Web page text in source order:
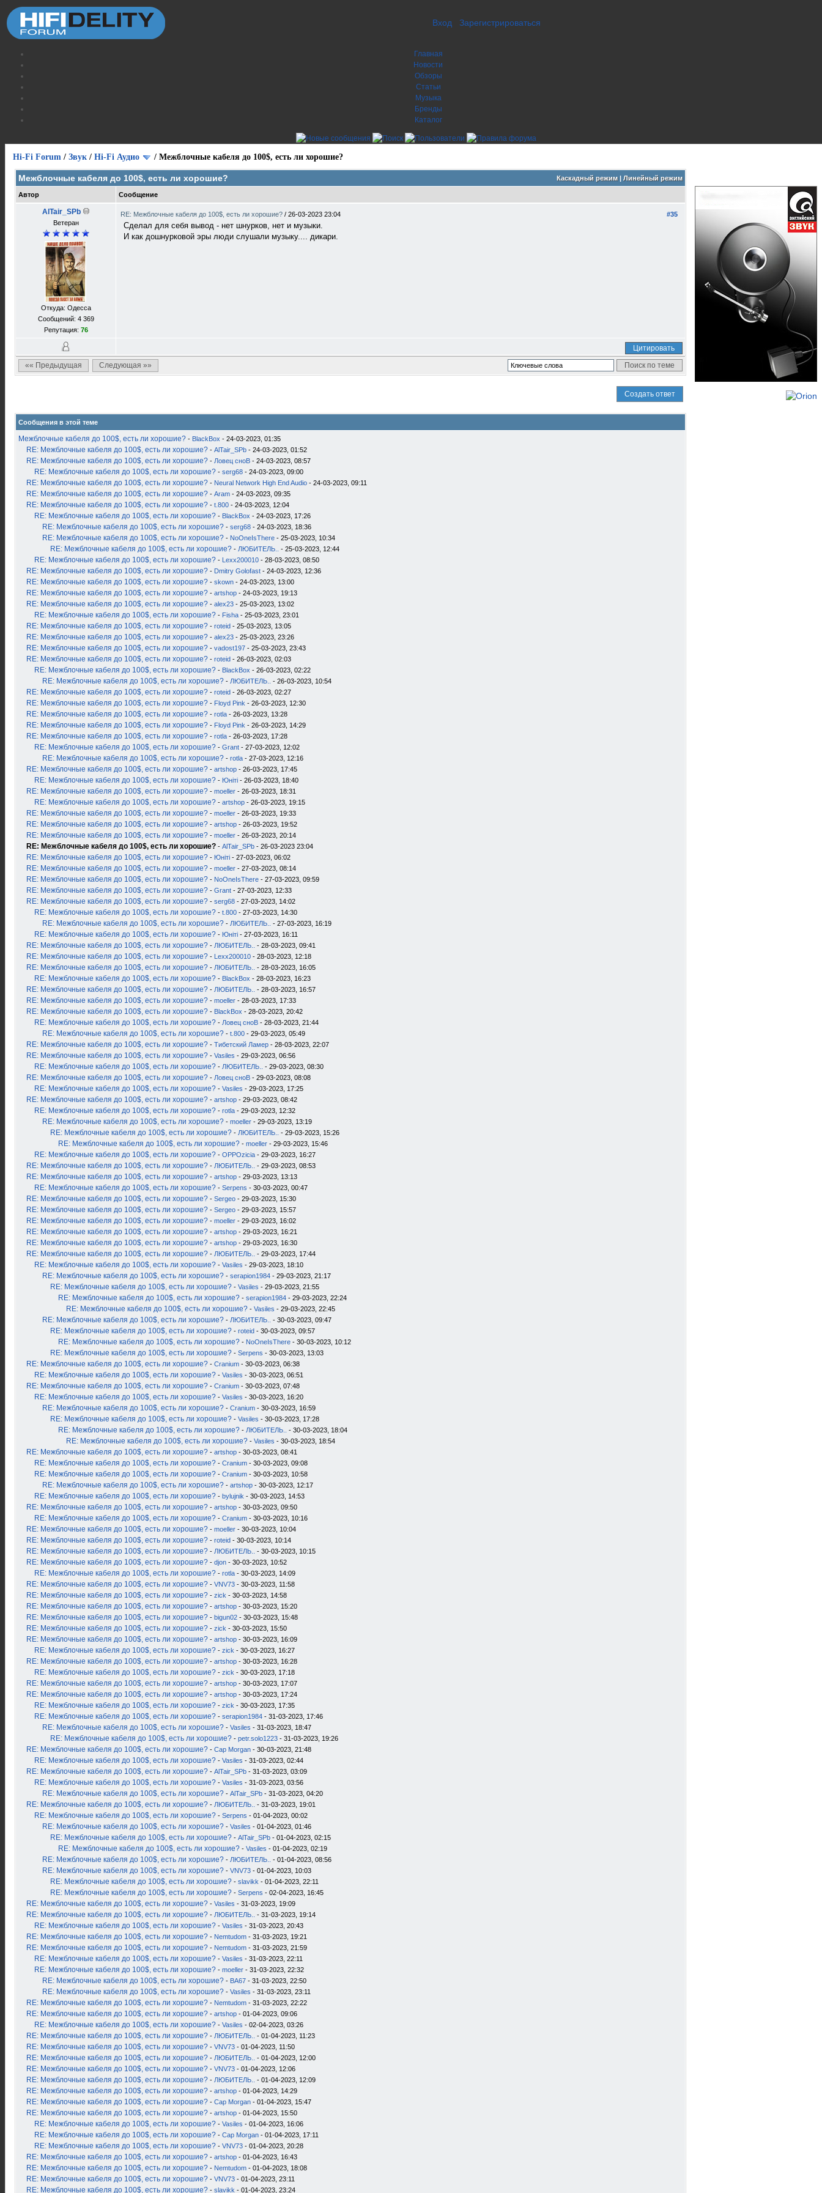
Вход Зарегистрироваться
Главная
Новости
Обзоры
Статьи
Музыка
Бренды
Каталог
Hi-Fi Forum / Звук / Hi-Fi Аудио / Межблочные кабеля до 100$, есть ли хорошие?
Каскадный режим| Линейный режим
Межблочные кабеля до 100$, есть ли хорошие?
Автор Сообщение
AlTair_SPb
Ветеран
Откуда: Одесса
Сообщений: 4 369
Репутация: 76
#35
RE: Межблочные кабеля до 100$, есть ли хорошие? / 26-03-2023 23:04
Сделал для себя вывод - нет шнурков, нет и музыки.
И как дошнурковой эры люди слушали музыку.... дикари.
Цитировать
«« Предыдущая
Следующая »»
Создать ответ
Сообщения в этой теме
Межблочные кабеля до 100$, есть ли хорошие? - BlackBox - 24-03-2023, 01:35
RE: Межблочные кабеля до 100$, есть ли хорошие? - AlTair_SPb - 24-03-2023, 01:52
RE: Межблочные кабеля до 100$, есть ли хорошие? - Ловец сноВ - 24-03-2023, 08:57
RE: Межблочные кабеля до 100$, есть ли хорошие? - serg68 - 24-03-2023, 09:00
RE: Межблочные кабеля до 100$, есть ли хорошие? - Neural Network High End Audio - 24-03-2023, 09:11
RE: Межблочные кабеля до 100$, есть ли хорошие? - Aram - 24-03-2023, 09:35
RE: Межблочные кабеля до 100$, есть ли хорошие? - t.800 - 24-03-2023, 12:04
RE: Межблочные кабеля до 100$, есть ли хорошие? - BlackBox - 24-03-2023, 17:26
RE: Межблочные кабеля до 100$, есть ли хорошие? - serg68 - 24-03-2023, 18:36
RE: Межблочные кабеля до 100$, есть ли хорошие? - NoOneIsThere - 25-03-2023, 10:34
RE: Межблочные кабеля до 100$, есть ли хорошие? - ЛЮБИТЕЛЬ.. - 25-03-2023, 12:44
RE: Межблочные кабеля до 100$, есть ли хорошие? - Lexx200010 - 28-03-2023, 08:50
RE: Межблочные кабеля до 100$, есть ли хорошие? - Dmitry Golofast - 24-03-2023, 12:36
RE: Межблочные кабеля до 100$, есть ли хорошие? - skown - 24-03-2023, 13:00
RE: Межблочные кабеля до 100$, есть ли хорошие? - artshop - 24-03-2023, 19:13
RE: Межблочные кабеля до 100$, есть ли хорошие? - alex23 - 25-03-2023, 13:02
RE: Межблочные кабеля до 100$, есть ли хорошие? - Fisha - 25-03-2023, 23:01
RE: Межблочные кабеля до 100$, есть ли хорошие? - roteid - 25-03-2023, 13:05
RE: Межблочные кабеля до 100$, есть ли хорошие? - alex23 - 25-03-2023, 23:26
RE: Межблочные кабеля до 100$, есть ли хорошие? - vadost197 - 25-03-2023, 23:43
RE: Межблочные кабеля до 100$, есть ли хорошие? - roteid - 26-03-2023, 02:03
RE: Межблочные кабеля до 100$, есть ли хорошие? - BlackBox - 26-03-2023, 02:22
RE: Межблочные кабеля до 100$, есть ли хорошие? - ЛЮБИТЕЛЬ.. - 26-03-2023, 10:54
RE: Межблочные кабеля до 100$, есть ли хорошие? - roteid - 26-03-2023, 02:27
RE: Межблочные кабеля до 100$, есть ли хорошие? - Floyd Pink - 26-03-2023, 12:30
RE: Межблочные кабеля до 100$, есть ли хорошие? - rotla - 26-03-2023, 13:28
RE: Межблочные кабеля до 100$, есть ли хорошие? - Floyd Pink - 26-03-2023, 14:29
RE: Межблочные кабеля до 100$, есть ли хорошие? - rotla - 26-03-2023, 17:28
RE: Межблочные кабеля до 100$, есть ли хорошие? - Grant - 27-03-2023, 12:02
RE: Межблочные кабеля до 100$, есть ли хорошие? - rotla - 27-03-2023, 12:16
RE: Межблочные кабеля до 100$, есть ли хорошие? - artshop - 26-03-2023, 17:45
RE: Межблочные кабеля до 100$, есть ли хорошие? - Юнiтi - 26-03-2023, 18:40
RE: Межблочные кабеля до 100$, есть ли хорошие? - moeller - 26-03-2023, 18:31
RE: Межблочные кабеля до 100$, есть ли хорошие? - artshop - 26-03-2023, 19:15
RE: Межблочные кабеля до 100$, есть ли хорошие? - moeller - 26-03-2023, 19:33
RE: Межблочные кабеля до 100$, есть ли хорошие? - artshop - 26-03-2023, 19:52
RE: Межблочные кабеля до 100$, есть ли хорошие? - moeller - 26-03-2023, 20:14
RE: Межблочные кабеля до 100$, есть ли хорошие? - AlTair_SPb - 26-03-2023 23:04
RE: Межблочные кабеля до 100$, есть ли хорошие? - Юнiтi - 27-03-2023, 06:02
RE: Межблочные кабеля до 100$, есть ли хорошие? - moeller - 27-03-2023, 08:14
RE: Межблочные кабеля до 100$, есть ли хорошие? - NoOneIsThere - 27-03-2023, 09:59
RE: Межблочные кабеля до 100$, есть ли хорошие? - Grant - 27-03-2023, 12:33
RE: Межблочные кабеля до 100$, есть ли хорошие? - serg68 - 27-03-2023, 14:02
RE: Межблочные кабеля до 100$, есть ли хорошие? - t.800 - 27-03-2023, 14:30
RE: Межблочные кабеля до 100$, есть ли хорошие? - ЛЮБИТЕЛЬ.. - 27-03-2023, 16:19
RE: Межблочные кабеля до 100$, есть ли хорошие? - Юнiтi - 27-03-2023, 16:11
RE: Межблочные кабеля до 100$, есть ли хорошие? - ЛЮБИТЕЛЬ.. - 28-03-2023, 09:41
RE: Межблочные кабеля до 100$, есть ли хорошие? - Lexx200010 - 28-03-2023, 12:18
RE: Межблочные кабеля до 100$, есть ли хорошие? - ЛЮБИТЕЛЬ.. - 28-03-2023, 16:05
RE: Межблочные кабеля до 100$, есть ли хорошие? - BlackBox - 28-03-2023, 16:23
RE: Межблочные кабеля до 100$, есть ли хорошие? - ЛЮБИТЕЛЬ.. - 28-03-2023, 16:57
RE: Межблочные кабеля до 100$, есть ли хорошие? - moeller - 28-03-2023, 17:33
RE: Межблочные кабеля до 100$, есть ли хорошие? - BlackBox - 28-03-2023, 20:42
RE: Межблочные кабеля до 100$, есть ли хорошие? - Ловец сноВ - 28-03-2023, 21:44
RE: Межблочные кабеля до 100$, есть ли хорошие? - t.800 - 29-03-2023, 05:49
RE: Межблочные кабеля до 100$, есть ли хорошие? - Тибетский Ламер - 28-03-2023, 22:07
RE: Межблочные кабеля до 100$, есть ли хорошие? - Vasiles - 29-03-2023, 06:56
RE: Межблочные кабеля до 100$, есть ли хорошие? - ЛЮБИТЕЛЬ.. - 29-03-2023, 08:30
RE: Межблочные кабеля до 100$, есть ли хорошие? - Ловец сноВ - 29-03-2023, 08:08
RE: Межблочные кабеля до 100$, есть ли хорошие? - Vasiles - 29-03-2023, 17:25
RE: Межблочные кабеля до 100$, есть ли хорошие? - artshop - 29-03-2023, 08:42
RE: Межблочные кабеля до 100$, есть ли хорошие? - rotla - 29-03-2023, 12:32
RE: Межблочные кабеля до 100$, есть ли хорошие? - moeller - 29-03-2023, 13:19
RE: Межблочные кабеля до 100$, есть ли хорошие? - ЛЮБИТЕЛЬ.. - 29-03-2023, 15:26
RE: Межблочные кабеля до 100$, есть ли хорошие? - moeller - 29-03-2023, 15:46
RE: Межблочные кабеля до 100$, есть ли хорошие? - OPPOzicia - 29-03-2023, 16:27
RE: Межблочные кабеля до 100$, есть ли хорошие? - ЛЮБИТЕЛЬ.. - 29-03-2023, 08:53
RE: Межблочные кабеля до 100$, есть ли хорошие? - artshop - 29-03-2023, 13:13
RE: Межблочные кабеля до 100$, есть ли хорошие? - Serpens - 30-03-2023, 00:47
RE: Межблочные кабеля до 100$, есть ли хорошие? - Sergeo - 29-03-2023, 15:30
RE: Межблочные кабеля до 100$, есть ли хорошие? - Sergeo - 29-03-2023, 15:57
RE: Межблочные кабеля до 100$, есть ли хорошие? - moeller - 29-03-2023, 16:02
RE: Межблочные кабеля до 100$, есть ли хорошие? - artshop - 29-03-2023, 16:21
RE: Межблочные кабеля до 100$, есть ли хорошие? - artshop - 29-03-2023, 16:30
RE: Межблочные кабеля до 100$, есть ли хорошие? - ЛЮБИТЕЛЬ.. - 29-03-2023, 17:44
RE: Межблочные кабеля до 100$, есть ли хорошие? - Vasiles - 29-03-2023, 18:10
RE: Межблочные кабеля до 100$, есть ли хорошие? - serapion1984 - 29-03-2023, 21:17
RE: Межблочные кабеля до 100$, есть ли хорошие? - Vasiles - 29-03-2023, 21:55
RE: Межблочные кабеля до 100$, есть ли хорошие? - serapion1984 - 29-03-2023, 22:24
RE: Межблочные кабеля до 100$, есть ли хорошие? - Vasiles - 29-03-2023, 22:45
RE: Межблочные кабеля до 100$, есть ли хорошие? - ЛЮБИТЕЛЬ.. - 30-03-2023, 09:47
RE: Межблочные кабеля до 100$, есть ли хорошие? - roteid - 30-03-2023, 09:57
RE: Межблочные кабеля до 100$, есть ли хорошие? - NoOneIsThere - 30-03-2023, 10:12
RE: Межблочные кабеля до 100$, есть ли хорошие? - Serpens - 30-03-2023, 13:03
RE: Межблочные кабеля до 100$, есть ли хорошие? - Cranium - 30-03-2023, 06:38
RE: Межблочные кабеля до 100$, есть ли хорошие? - Vasiles - 30-03-2023, 06:51
RE: Межблочные кабеля до 100$, есть ли хорошие? - Cranium - 30-03-2023, 07:48
RE: Межблочные кабеля до 100$, есть ли хорошие? - Vasiles - 30-03-2023, 16:20
RE: Межблочные кабеля до 100$, есть ли хорошие? - Cranium - 30-03-2023, 16:59
RE: Межблочные кабеля до 100$, есть ли хорошие? - Vasiles - 30-03-2023, 17:28
RE: Межблочные кабеля до 100$, есть ли хорошие? - ЛЮБИТЕЛЬ.. - 30-03-2023, 18:04
RE: Межблочные кабеля до 100$, есть ли хорошие? - Vasiles - 30-03-2023, 18:54
RE: Межблочные кабеля до 100$, есть ли хорошие? - artshop - 30-03-2023, 08:41
RE: Межблочные кабеля до 100$, есть ли хорошие? - Cranium - 30-03-2023, 09:08
RE: Межблочные кабеля до 100$, есть ли хорошие? - Cranium - 30-03-2023, 10:58
RE: Межблочные кабеля до 100$, есть ли хорошие? - artshop - 30-03-2023, 12:17
RE: Межблочные кабеля до 100$, есть ли хорошие? - bylujnik - 30-03-2023, 14:53
RE: Межблочные кабеля до 100$, есть ли хорошие? - artshop - 30-03-2023, 09:50
RE: Межблочные кабеля до 100$, есть ли хорошие? - Cranium - 30-03-2023, 10:16
RE: Межблочные кабеля до 100$, есть ли хорошие? - moeller - 30-03-2023, 10:04
RE: Межблочные кабеля до 100$, есть ли хорошие? - roteid - 30-03-2023, 10:14
RE: Межблочные кабеля до 100$, есть ли хорошие? - ЛЮБИТЕЛЬ.. - 30-03-2023, 10:15
RE: Межблочные кабеля до 100$, есть ли хорошие? - djon - 30-03-2023, 10:52
RE: Межблочные кабеля до 100$, есть ли хорошие? - rotla - 30-03-2023, 14:09
RE: Межблочные кабеля до 100$, есть ли хорошие? - VNV73 - 30-03-2023, 11:58
RE: Межблочные кабеля до 100$, есть ли хорошие? - zick - 30-03-2023, 14:58
RE: Межблочные кабеля до 100$, есть ли хорошие? - artshop - 30-03-2023, 15:20
RE: Межблочные кабеля до 100$, есть ли хорошие? - bigun02 - 30-03-2023, 15:48
RE: Межблочные кабеля до 100$, есть ли хорошие? - zick - 30-03-2023, 15:50
RE: Межблочные кабеля до 100$, есть ли хорошие? - artshop - 30-03-2023, 16:09
RE: Межблочные кабеля до 100$, есть ли хорошие? - zick - 30-03-2023, 16:27
RE: Межблочные кабеля до 100$, есть ли хорошие? - artshop - 30-03-2023, 16:28
RE: Межблочные кабеля до 100$, есть ли хорошие? - zick - 30-03-2023, 17:18
RE: Межблочные кабеля до 100$, есть ли хорошие? - artshop - 30-03-2023, 17:07
RE: Межблочные кабеля до 100$, есть ли хорошие? - artshop - 30-03-2023, 17:24
RE: Межблочные кабеля до 100$, есть ли хорошие? - zick - 30-03-2023, 17:35
RE: Межблочные кабеля до 100$, есть ли хорошие? - serapion1984 - 31-03-2023, 17:46
RE: Межблочные кабеля до 100$, есть ли хорошие? - Vasiles - 31-03-2023, 18:47
RE: Межблочные кабеля до 100$, есть ли хорошие? - petr.solo1223 - 31-03-2023, 19:26
RE: Межблочные кабеля до 100$, есть ли хорошие? - Cap Morgan - 30-03-2023, 21:48
RE: Межблочные кабеля до 100$, есть ли хорошие? - Vasiles - 31-03-2023, 02:44
RE: Межблочные кабеля до 100$, есть ли хорошие? - AlTair_SPb - 31-03-2023, 03:09
RE: Межблочные кабеля до 100$, есть ли хорошие? - Vasiles - 31-03-2023, 03:56
RE: Межблочные кабеля до 100$, есть ли хорошие? - AlTair_SPb - 31-03-2023, 04:20
RE: Межблочные кабеля до 100$, есть ли хорошие? - ЛЮБИТЕЛЬ.. - 31-03-2023, 19:01
RE: Межблочные кабеля до 100$, есть ли хорошие? - Serpens - 01-04-2023, 00:02
RE: Межблочные кабеля до 100$, есть ли хорошие? - Vasiles - 01-04-2023, 01:46
RE: Межблочные кабеля до 100$, есть ли хорошие? - AlTair_SPb - 01-04-2023, 02:15
RE: Межблочные кабеля до 100$, есть ли хорошие? - Vasiles - 01-04-2023, 02:19
RE: Межблочные кабеля до 100$, есть ли хорошие? - ЛЮБИТЕЛЬ.. - 01-04-2023, 08:56
RE: Межблочные кабеля до 100$, есть ли хорошие? - VNV73 - 01-04-2023, 10:03
RE: Межблочные кабеля до 100$, есть ли хорошие? - slavikk - 01-04-2023, 22:11
RE: Межблочные кабеля до 100$, есть ли хорошие? - Serpens - 02-04-2023, 16:45
RE: Межблочные кабеля до 100$, есть ли хорошие? - Vasiles - 31-03-2023, 19:09
RE: Межблочные кабеля до 100$, есть ли хорошие? - ЛЮБИТЕЛЬ.. - 31-03-2023, 19:14
RE: Межблочные кабеля до 100$, есть ли хорошие? - Vasiles - 31-03-2023, 20:43
RE: Межблочные кабеля до 100$, есть ли хорошие? - Nemtudom - 31-03-2023, 19:21
RE: Межблочные кабеля до 100$, есть ли хорошие? - Nemtudom - 31-03-2023, 21:59
RE: Межблочные кабеля до 100$, есть ли хорошие? - Vasiles - 31-03-2023, 22:11
RE: Межблочные кабеля до 100$, есть ли хорошие? - moeller - 31-03-2023, 22:32
RE: Межблочные кабеля до 100$, есть ли хорошие? - ВА67 - 31-03-2023, 22:50
RE: Межблочные кабеля до 100$, есть ли хорошие? - Vasiles - 31-03-2023, 23:11
RE: Межблочные кабеля до 100$, есть ли хорошие? - Nemtudom - 31-03-2023, 22:22
RE: Межблочные кабеля до 100$, есть ли хорошие? - artshop - 01-04-2023, 09:06
RE: Межблочные кабеля до 100$, есть ли хорошие? - Vasiles - 02-04-2023, 03:26
RE: Межблочные кабеля до 100$, есть ли хорошие? - ЛЮБИТЕЛЬ.. - 01-04-2023, 11:23
RE: Межблочные кабеля до 100$, есть ли хорошие? - VNV73 - 01-04-2023, 11:50
RE: Межблочные кабеля до 100$, есть ли хорошие? - ЛЮБИТЕЛЬ.. - 01-04-2023, 12:00
RE: Межблочные кабеля до 100$, есть ли хорошие? - VNV73 - 01-04-2023, 12:06
RE: Межблочные кабеля до 100$, есть ли хорошие? - ЛЮБИТЕЛЬ.. - 01-04-2023, 12:09
RE: Межблочные кабеля до 100$, есть ли хорошие? - artshop - 01-04-2023, 14:29
RE: Межблочные кабеля до 100$, есть ли хорошие? - Cap Morgan - 01-04-2023, 15:47
RE: Межблочные кабеля до 100$, есть ли хорошие? - artshop - 01-04-2023, 15:50
RE: Межблочные кабеля до 100$, есть ли хорошие? - Vasiles - 01-04-2023, 16:06
RE: Межблочные кабеля до 100$, есть ли хорошие? - Cap Morgan - 01-04-2023, 17:11
RE: Межблочные кабеля до 100$, есть ли хорошие? - VNV73 - 01-04-2023, 20:28
RE: Межблочные кабеля до 100$, есть ли хорошие? - artshop - 01-04-2023, 16:43
RE: Межблочные кабеля до 100$, есть ли хорошие? - Nemtudom - 01-04-2023, 18:08
RE: Межблочные кабеля до 100$, есть ли хорошие? - VNV73 - 01-04-2023, 23:11
RE: Межблочные кабеля до 100$, есть ли хорошие? - slavikk - 01-04-2023, 23:24